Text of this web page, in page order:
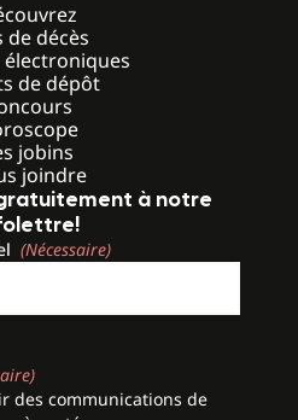
de décès
électroniques
de dépôt
jobins
joindre
à notre
(Nécessaire)
des communications de